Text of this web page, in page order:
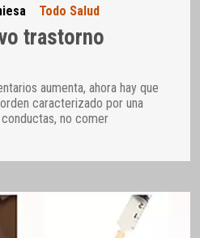
Todo Salud
trastorno
aumenta, ahora hay que
caracterizado por una
no comer